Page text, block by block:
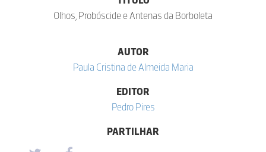
Olhos, Probóscide e Antenas da Borboleta
AUTOR
Paula Cristina de Almeida Maria
EDITOR
Pedro Pires
PARTILHAR